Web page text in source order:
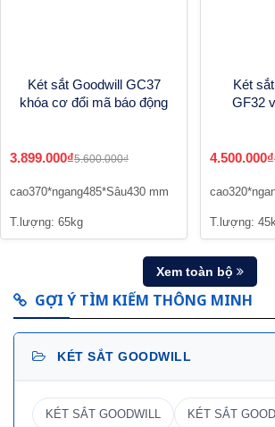
Két sắt Goodwill GC37
khóa cơ đổi mã báo động
3.899.000₫5.600.000₫
cao370*ngang485*Sâu430 mm
T.lượng: 65kg
Két
GF32
4.500.000₫
T.lượng:
Xem toàn bộ
GỢI Ý TÌM KIẾM THÔNG MINH
KÉT SẮT GOODWILL
KÉT SẮT GOODWILL KÉT SẮT